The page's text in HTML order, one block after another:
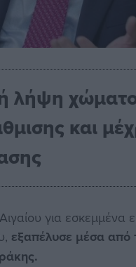
λήψη
και
για
εξαπέλυσε μέσα από